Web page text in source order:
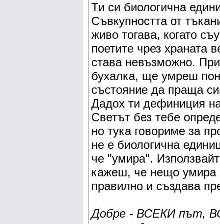
Ти си биологична
Съвкупността от
живо тогава, когато
поетите чрез храната
става невъзможно.
бухалка, ще умреш
състояние да праща
Дадох ти дефиниция
Светът без тебе
но тука говориме за
не е биологична
че "умира".
кажеш, че нещо умира
правилно и създава
Добре - ВСЕКИ път,